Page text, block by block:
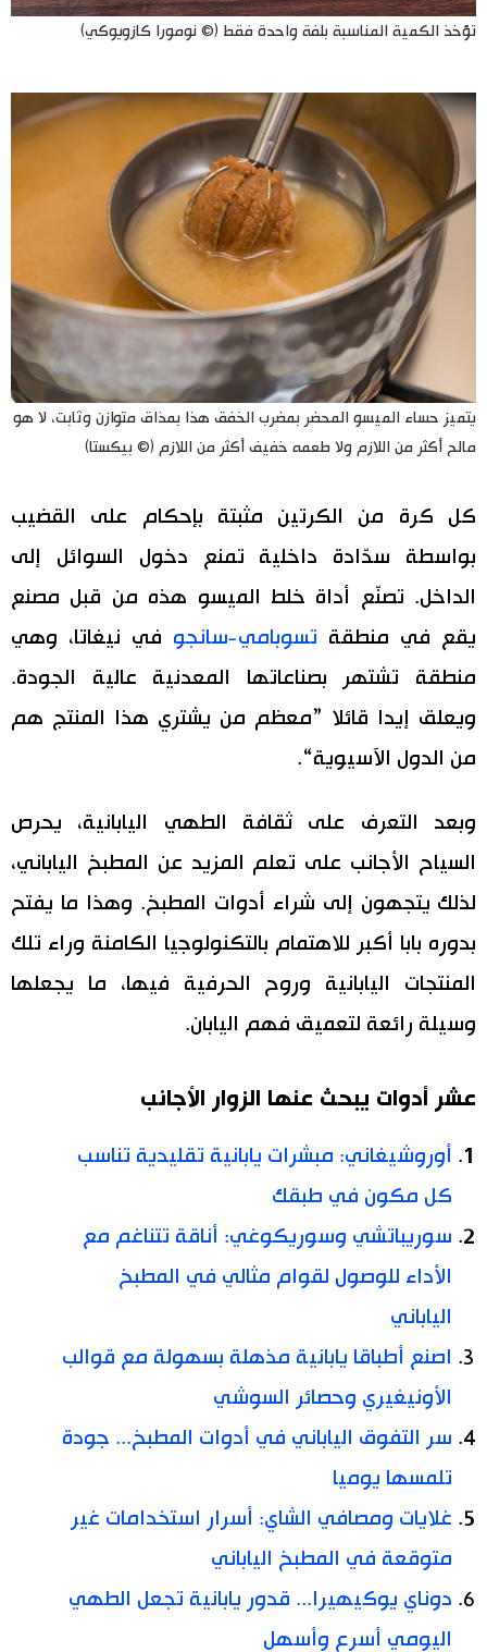
تؤخذ الكمية المناسبة بلفة واحدة فقط (© نومورا كازويوكي)
يتميز حساء الميسو المحضر بمضرب الخفق هذا بمذاق متوازن وثابت، لا هو
مالح أكثر من اللازم ولا طعمه خفيف أكثر من اللازم (© بيكستا)
كل كرة من الكرتين مثبتة بإحكام على القضيب
بواسطة سدّادة داخلية تمنع دخول السوائل إلى
الداخل. تصنّع أداة خلط الميسو هذه من قبل مصنع
يقع في منطقة تسوبامي-سانجو في نيغاتا، وهي
منطقة تشتهر بصناعاتها المعدنية عالية الجودة.
ويعلق إيدا قائلا ”معظم من يشتري هذا المنتج هم
من الدول الآسيوية“.
وبعد التعرف على ثقافة الطهي اليابانية، يحرص
السياح الأجانب على تعلم المزيد عن المطبخ الياباني،
لذلك يتجهون إلى شراء أدوات المطبخ. وهذا ما يفتح
بدوره بابا أكبر للاهتمام بالتكنولوجيا الكامنة وراء تلك
المنتجات اليابانية وروح الحرفية فيها، ما يجعلها
وسيلة رائعة لتعميق فهم اليابان.
عشر أدوات يبحث عنها الزوار الأجانب
أوروشيغاني: مبشرات يابانية تقليدية تناسب
كل مكون في طبقك
سوريباتشي وسوريكوغي: أناقة تتناغم مع
الأداء للوصول لقوام مثالي في المطبخ
الياباني
اصنع أطباقا يابانية مذهلة بسهولة مع قوالب
الأونيغيري وحصائر السوشي
سر التفوق الياباني في أدوات المطبخ... جودة
تلمسها يوميا
غلايات ومصافي الشاي: أسرار استخدامات غير
متوقعة في المطبخ الياباني
دوناي يوكيهيرا... قدور يابانية تجعل الطهي
اليومي أسرع وأسهل